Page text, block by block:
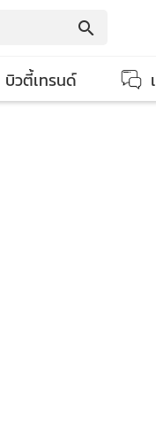
search
บิวตี้เทรนด์